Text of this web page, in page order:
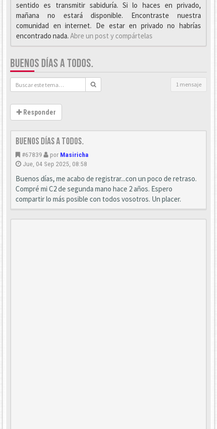
sentido es transmitir sabiduría. Si lo haces en privado,
mañana no estará disponible. Encontraste nuestra
comunidad en internet. De estar en privado no habrías
encontrado nada. Abre un post y compártelas
BUENOS DÍAS A TODOS.
1 mensaje
Responder
Buenos días a todos.
#67839 por Masiricha
Jue, 04 Sep 2025, 08:58
Buenos días, me acabo de registrar...con un poco de retraso.
Compré mi C2 de segunda mano hace 2 años. Espero
compartir lo más posible con todos vosotros. Un placer.